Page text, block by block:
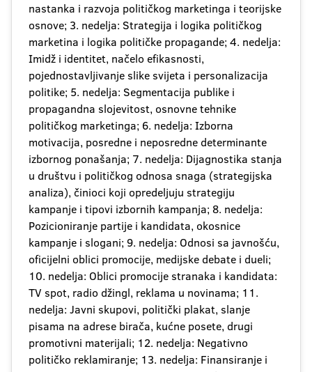
nastanka i razvoja političkog marketinga i teorijske
osnove; 3. nedelja: Strategija i logika političkog
marketina i logika političke propagande; 4. nedelja:
Imidž i identitet, načelo efikasnosti,
pojednostavljivanje slike svijeta i personalizacija
politike; 5. nedelja: Segmentacija publike i
propagandna slojevitost, osnovne tehnike
političkog marketinga; 6. nedelja: Izborna
motivacija, posredne i neposredne determinante
izbornog ponašanja; 7. nedelja: Dijagnostika stanja
u društvu i političkog odnosa snaga (strategijska
analiza), činioci koji opredeljuju strategiju
kampanje i tipovi izbornih kampanja; 8. nedelja:
Pozicioniranje partije i kandidata, okosnice
kampanje i slogani; 9. nedelja: Odnosi sa javnošću,
oficijelni oblici promocije, medijske debate i dueli;
10. nedelja: Oblici promocije stranaka i kandidata:
TV spot, radio džingl, reklama u novinama; 11.
nedelja: Javni skupovi, politički plakat, slanje
pisama na adrese birača, kućne posete, drugi
promotivni materijali; 12. nedelja: Negativno
političko reklamiranje; 13. nedelja: Finansiranje i